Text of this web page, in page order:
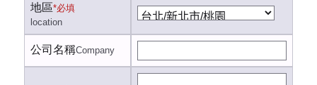
地區*必填
location
公司名稱Company